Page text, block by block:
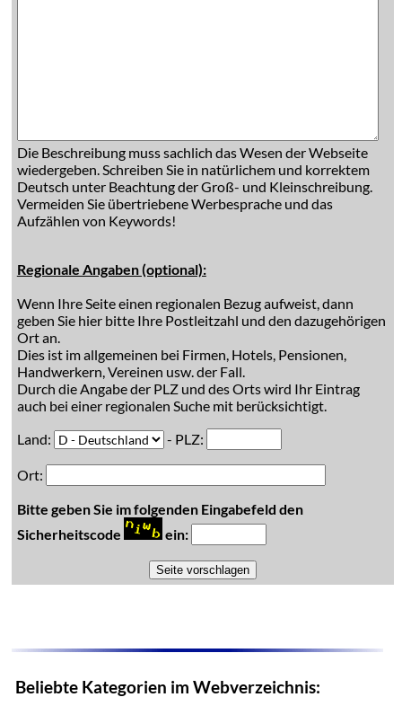
Die Beschreibung muss sachlich das Wesen der Webseite
wiedergeben. Schreiben Sie in natürlichem und korrektem
Deutsch unter Beachtung der Groß- und Kleinschreibung.
Vermeiden Sie übertriebene Werbesprache und das
Aufzählen von Keywords!
Regionale Angaben (optional):
Wenn Ihre Seite einen regionalen Bezug aufweist, dann
geben Sie hier bitte Ihre Postleitzahl und den dazugehörigen
Ort an.
Dies ist im allgemeinen bei Firmen, Hotels, Pensionen,
Handwerkern, Vereinen usw. der Fall.
Durch die Angabe der PLZ und des Orts wird Ihr Eintrag
auch bei einer regionalen Suche mit berücksichtigt.
Land:
- PLZ:
Ort:
Bitte geben Sie im folgenden Eingabefeld den
Sicherheitscode
ein:
Beliebte Kategorien im Webverzeichnis: